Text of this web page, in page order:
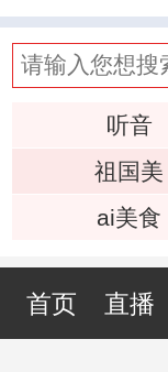
听音
祖国美
ai美食
首页 直播